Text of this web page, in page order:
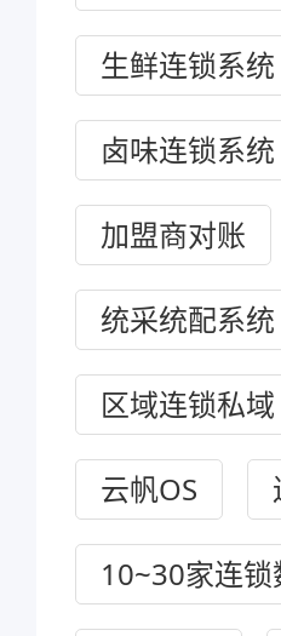
生鲜连锁系统
卤味连锁系统
加盟商对账
统采统配系统
区域连锁私域
云帆OS
10~30家连